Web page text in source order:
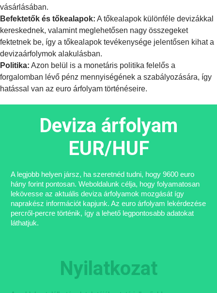
vásárlásában.
Befektetők és tőkealapok: A tőkealapok különféle devizákkal
kereskednek, valamint meglehetősen nagy összegeket
fektetnek be, így a tőkealapok tevékenysége jelentősen kihat a
devizaárfolymok alakulásban.
Politika: Azon belül is a monetáris politika felelős a
forgalomban lévő pénz mennyiségének a szabályozására, így
hatással van az euro árfolyam történéseire.
Deviza árfolyam
EUR/HUF
A legjobb helyen jársz, ha szeretnéd tudni, hogy 9600 euro
hány forint pontosan. Weboldalunk célja, hogy folyamatosan
lekövesse az aktuális deviza árfolyamok mozgását így
naprakész információt kapjunk. Az euro árfolyam lekérdezése
percről-percre történik, így a lehető legpontosabb adatokat
láthatjuk.
Nyilatkozat